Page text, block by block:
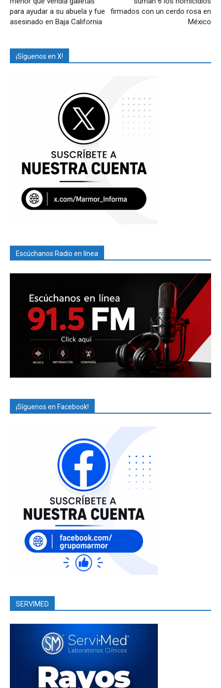
para ayudar a su abuela y fue
asesinado en Baja California
firmados con un cerdo rosa en
México
¡Síguenos en X!
Escúchanos Radio en línea
¡Síguenos en Facebook!
SERVIMED